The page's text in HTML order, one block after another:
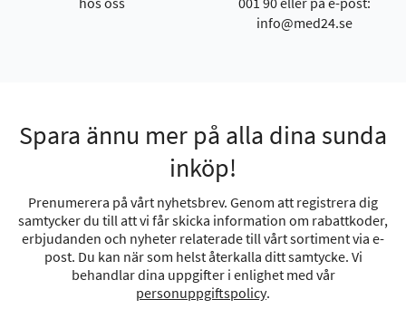
info@med24.se
Spara ännu mer på alla dina sunda
inköp!
Prenumerera på vårt nyhetsbrev. Genom att registrera dig
samtycker du till att vi får skicka information om rabattkoder,
erbjudanden och nyheter relaterade till vårt sortiment via e-
post. Du kan när som helst återkalla ditt samtycke. Vi
behandlar dina uppgifter i enlighet med vår
personuppgiftspolicy.